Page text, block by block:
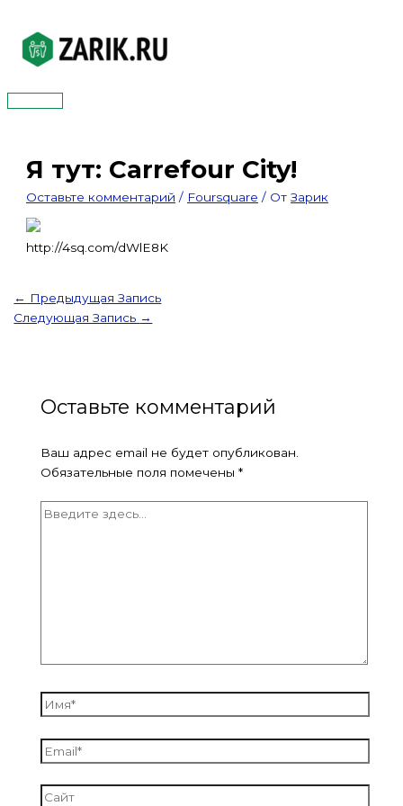
содержимому
Главное
Я тут: Carrefour City!
Оставьте комментарий / Foursquare / ОтЗарик
http://4sq.com/dWlE8K
← Предыдущая Запись
Следующая Запись →
Оставьте комментарий
Ваш адрес email не будет опубликован.
Обязательные поля помечены *
Введите
Имя*
Email*
Сайт